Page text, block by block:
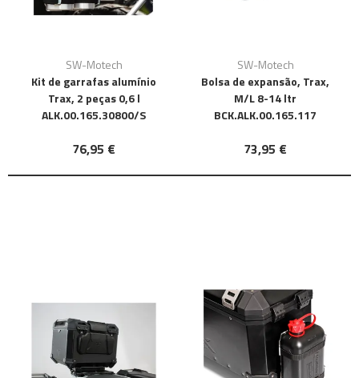
SW-Motech
Kit de garrafas alumínio
Trax, 2 peças 0,6 l
ALK.00.165.30800/S
76,95 €
SW-Motech
Bolsa de expansão, Trax,
M/L 8-14 ltr
BCK.ALK.00.165.117
73,95 €